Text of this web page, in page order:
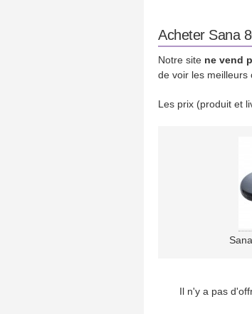
Acheter Sana
Notre site ne vend
de voir les meilleurs
Les prix (produit et
Il n'y a pas